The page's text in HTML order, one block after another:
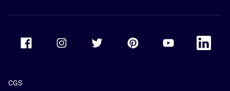
Accor Youtube
Accor
CGS